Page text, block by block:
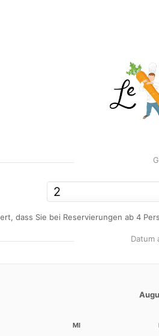
dass Sie bei Reservierungen ab 4
Datum
MI